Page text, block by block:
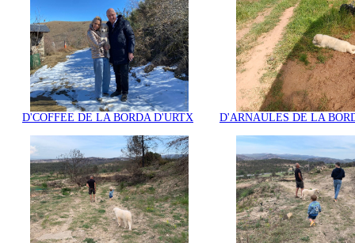
D'COFFEE DE LA BORDA D'URTX D'ARNAULES DE LA